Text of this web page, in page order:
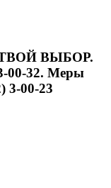
ВЫБОР.
00-32. Меры
3-00-23